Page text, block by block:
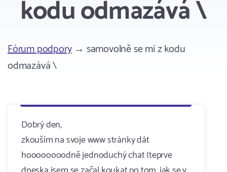
kodu odmazává \
Fórum podpory→ samovolně se mi z kodu
odmazává \
Dobrý den,
zkouším na svoje www stránky dát
hoooooooodně jednoduchý chat (teprve